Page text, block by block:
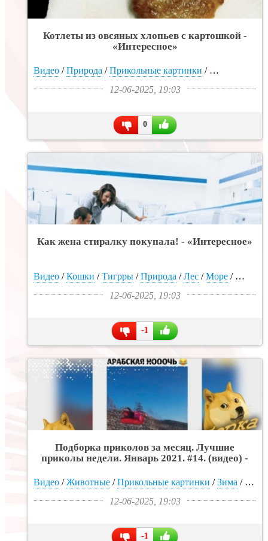
Котлеты из овсяных хлопьев с картошкой -
«Интересное»
Видео /Природа /Прикольные картинки / Времена года
12-06-2025, 19:03
0
Как жена стиралку покупала! - «Интересное»
Видео /Кошки /Тигрры /Природа /Лес /Море /
12-06-2025, 19:03
-1
Подборка приколов за месяц. Лучшие
приколы недели. Январь 2021. #14. (видео) -
Видео /Животные /Прикольные картинки /Зима /
12-06-2025, 19:03
-1